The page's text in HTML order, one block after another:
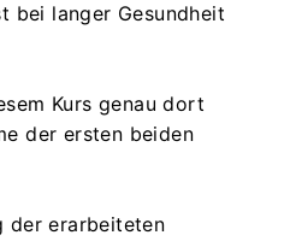
bei langer Gesundheit
Kurs genau dort
der ersten beiden
der erarbeiteten